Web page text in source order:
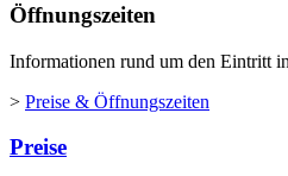
Öffnungszeiten
Informationen rund um den Eintritt
> Preise & Öffnungszeiten
Preise